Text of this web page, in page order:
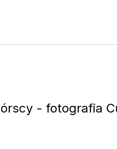
- fotografia